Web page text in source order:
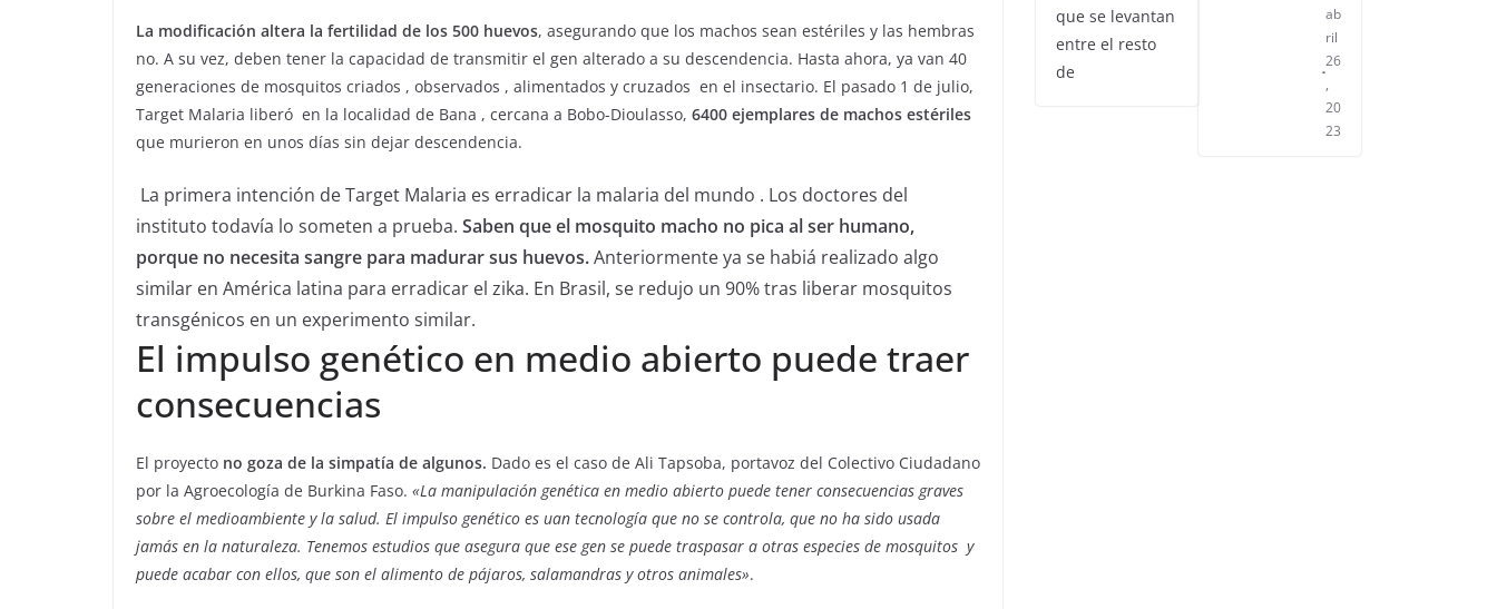
La modificación altera la fertilidad de los 500 huevos, asegurando que los machos sean estériles y las hembras
no. A su vez, deben tener la capacidad de transmitir el gen alterado a su descendencia. Hasta ahora, ya van 40
generaciones de mosquitos criados , observados , alimentados y cruzados en el insectario. El pasado 1 de julio,
Target Malaria liberó en la localidad de Bana , cercana a Bobo-Dioulasso, 6400 ejemplares de machos estériles
que murieron en unos días sin dejar descendencia.
La primera intención de Target Malaria es erradicar la malaria del mundo . Los doctores del
instituto todavía lo someten a prueba. Saben que el mosquito macho no pica al ser humano,
porque no necesita sangre para madurar sus huevos.Anteriormente ya se habiá realizado algo
similar en América latina para erradicar el zika. En Brasil, se redujo un 90% tras liberar mosquitos
transgénicos en un experimento similar.
El impulso genético en medio abierto puede traer
consecuencias
El proyecto no goza de la simpatía de algunos. Dado es el caso de Ali Tapsoba, portavoz del Colectivo Ciudadano
por la Agroecología de Burkina Faso. «La manipulación genética en medio abierto puede tener consecuencias graves
sobre el medioambiente y la salud. El impulso genético es uan tecnología que no se controla, que no ha sido usada
jamás en la naturaleza. Tenemos estudios que asegura que ese gen se puede traspasar a otras especies de mosquitos y
puede acabar con ellos, que son el alimento de pájaros, salamandras y otros animales».
que se levantan
entre el resto
de
ab
ril
26
,
20
23